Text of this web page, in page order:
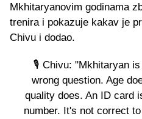
Mkhitaryanovim godinama
trenira i pokazuje kakav je
Chivu i dodao.
🎙️ Chivu: "Mkhitaryan
wrong question. Age
quality does. An ID card
number. It's not correct